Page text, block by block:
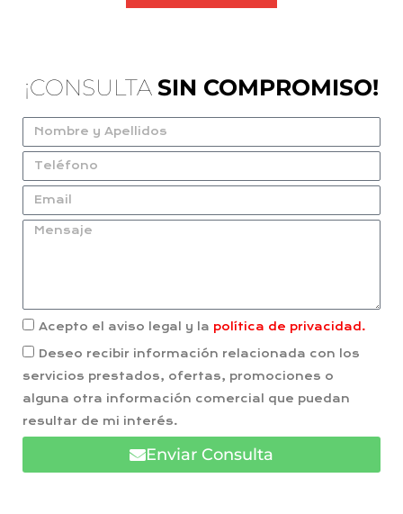
¡CONSULTA SIN COMPROMISO!
Acepto el aviso legal y la política de privacidad.
Deseo recibir información relacionada con los
servicios prestados, ofertas, promociones o
alguna otra información comercial que puedan
resultar de mi interés.
Enviar Consulta